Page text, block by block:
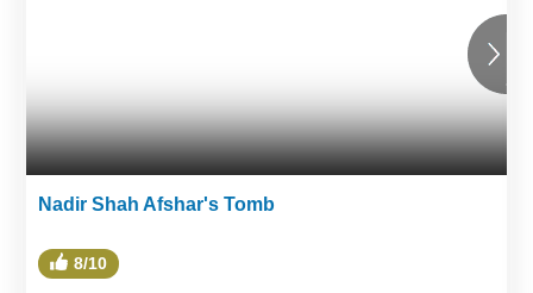
Nadir Shah Afshar's Tomb
8/10